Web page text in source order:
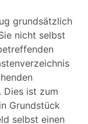
grundsätzlich
nicht selbst
Dies ist zum
Grundstück
selbst einen